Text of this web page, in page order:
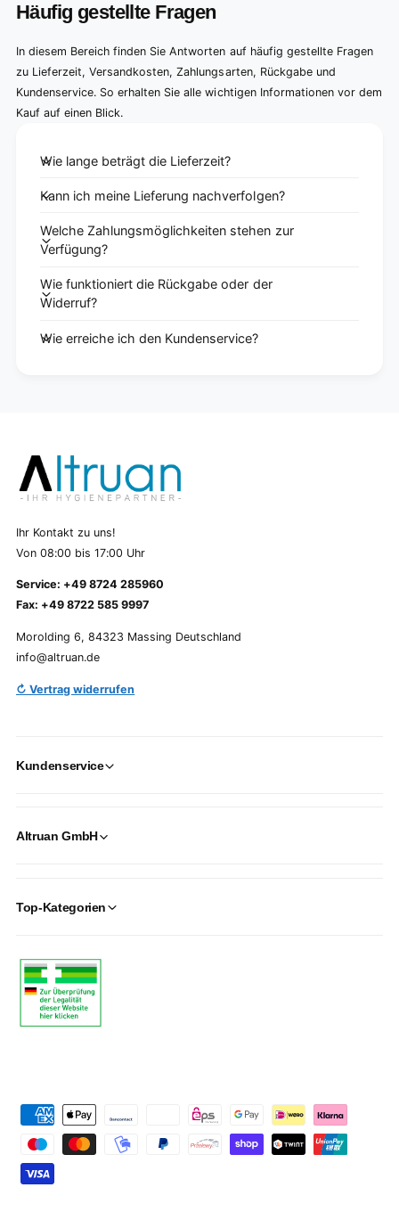
Häufig gestellte Fragen
In diesem Bereich finden Sie Antworten auf häufig gestellte Fragen
zu Lieferzeit, Versandkosten, Zahlungsarten, Rückgabe und
Kundenservice. So erhalten Sie alle wichtigen Informationen vor dem
Kauf auf einen Blick.
Wie lange beträgt die Lieferzeit?
Kann ich meine Lieferung nachverfolgen?
Welche Zahlungsmöglichkeiten stehen zur
Verfügung?
Wie funktioniert die Rückgabe oder der
Widerruf?
Wie erreiche ich den Kundenservice?
Ihr Kontakt zu uns!
Von 08:00 bis 17:00 Uhr
Service: +49 8724 285960
Fax: +49 8722 585 9997
Morolding 6, 84323 Massing Deutschland
info@altruan.de
↻ Vertrag widerrufen
Kundenservice
Altruan GmbH
Top-Kategorien
m